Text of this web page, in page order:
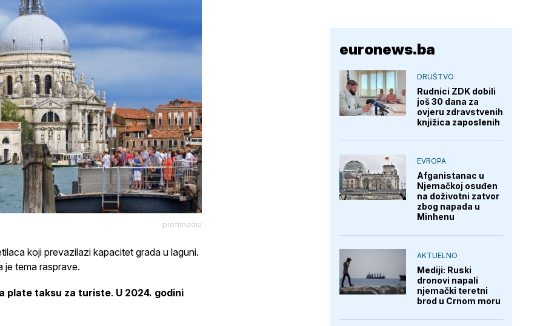
profimedia
koji prevazilazi kapacitet grada u laguni.
je tema rasprave.
plate taksu za turiste. U 2024. godini
euronews.ba
DRUŠTVO
Rudnici ZDK dobili
još 30 dana za
ovjeru zdravstvenih
knjižica zaposlenih
EVROPA
Afganistanac u
Njemačkoj osuđen
na doživotni zatvor
zbog napada u
Minhenu
AKTUELNO
Mediji: Ruski
dronovi napali
njemački teretni
brod u Crnom moru